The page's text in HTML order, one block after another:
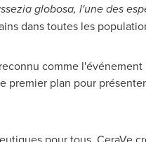
globosa, l'une des
dans toutes les
comme
plan pour